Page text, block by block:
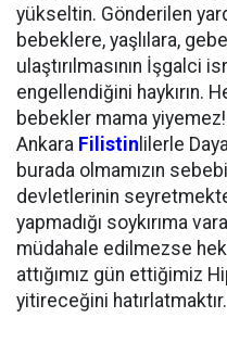
yükseltin. Gönderilen
bebeklere, yaşlılara,
ulaştırılmasının İşgalci
engellendiğini haykırın.
bebekler mama
Ankara Filistin lilerle
burada olmamızın
devletlerinin
yapmadığı soykırıma
müdahale edilmezse
attığımız gün ettiğimiz
yitireceğini hatırlatmaktır.